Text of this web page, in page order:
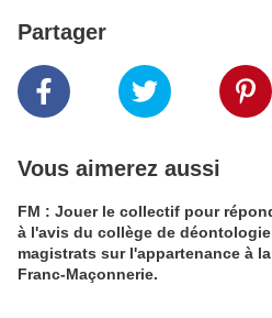
Partager
Vous aimerez aussi
FM : Jouer le collectif pour
à l'avis du collège de
magistrats sur l'appartenance à la
Franc-Maçonnerie.